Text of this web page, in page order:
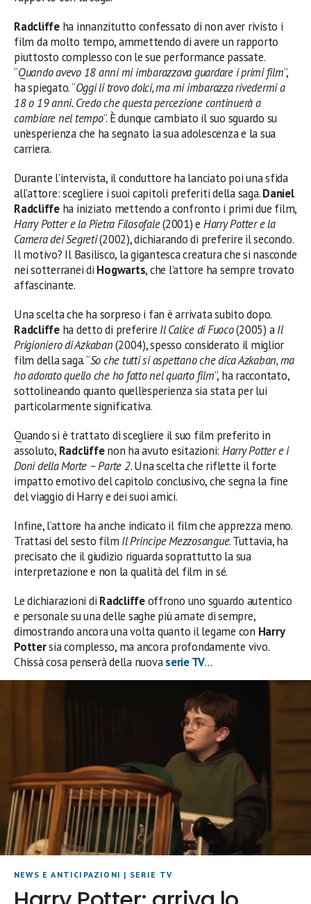
Radcliffeha innanzitutto confessato di non aver rivisto i
film da molto tempo, ammettendo di avere un rapporto
piuttosto complesso con le sue performance passate.
“Quando avevo 18 anni mi imbarazzava guardare i primi film”,
ha spiegato. “Oggi li trovo dolci, ma mi imbarazza rivedermi a
18 o 19 anni. Credo che questa percezione continuerà a
cambiare nel tempo”. È dunque cambiato il suo sguardo su
un’esperienza che ha segnato la sua adolescenza e la sua
carriera.
Durante l’intervista, il conduttore ha lanciato poi una sfida
all’attore: scegliere i suoi capitoli preferiti della saga.Daniel
Radcliffeha iniziato mettendo a confronto i primi due film,
Harry Potter e la Pietra Filosofale(2001) e Harry Potter e la
Camera dei Segreti(2002), dichiarando di preferire il secondo.
Il motivo? Il Basilisco, la gigantesca creatura che si nasconde
nei sotterranei di Hogwarts, che l’attore ha sempre trovato
affascinante.
Una scelta che ha sorpreso i fan è arrivata subito dopo.
Radcliffeha detto di preferire Il Calice di Fuoco(2005) aIl
Prigioniero di Azkaban(2004), spesso considerato il miglior
film della saga. “So che tutti si aspettano che dica Azkaban, ma
ho adorato quello che ho fatto nel quarto film”, ha raccontato,
sottolineando quanto quell’esperienza sia stata per lui
particolarmente significativa.
Quando si è trattato di scegliere il suo film preferito in
assoluto, Radcliffenon ha avuto esitazioni: Harry Potter e i
Doni della Morte – Parte 2. Una scelta che riflette il forte
impatto emotivo del capitolo conclusivo, che segna la fine
del viaggio di Harry e dei suoi amici.
Infine, l’attore ha anche indicato il film che apprezza meno.
Trattasi del sesto film Il Principe Mezzosangue. Tuttavia, ha
precisato che il giudizio riguarda soprattutto la sua
interpretazione e non la qualità del film in sé.
Le dichiarazioni di Radcliffeoffrono uno sguardo autentico
e personale su una delle saghe più amate di sempre,
dimostrando ancora una volta quanto il legame con Harry
Pottersia complesso, ma ancora profondamente vivo.
Chissà cosa penserà della nuovaserie TV…
NEWS E ANTICIPAZIONI | SERIE TV